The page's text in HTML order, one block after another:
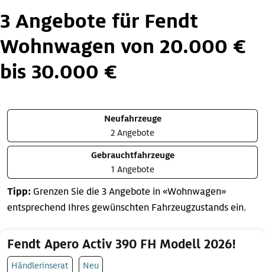
3 Angebote für Fendt
Wohnwagen von 20.000 €
bis 30.000 €
Neufahrzeuge
2 Angebote
Gebrauchtfahrzeuge
1 Angebote
Tipp: Grenzen Sie die 3 Angebote in «Wohnwagen»
entsprechend Ihres gewünschten Fahrzeugzustands ein.
Fendt Apero Activ 390 FH Modell 2026!
Händlerinserat Neu